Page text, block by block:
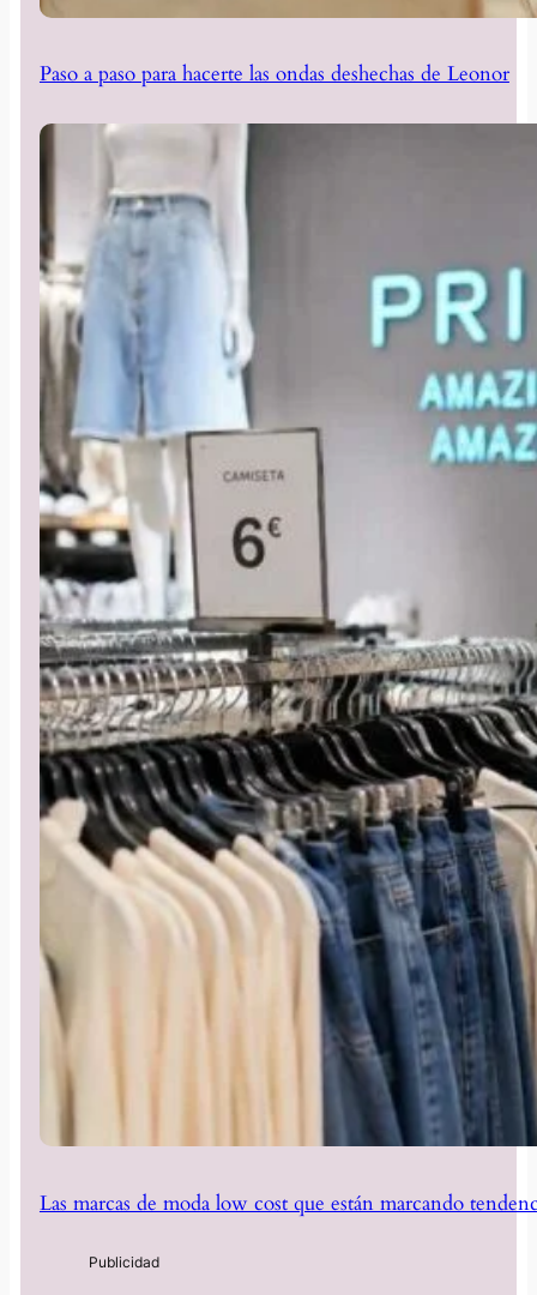
Paso a paso para hacerte las ondas deshechas de Leonor
Las marcas de moda low cost que están marcando